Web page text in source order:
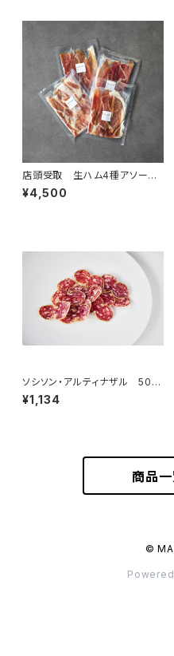
店頭受取 生ハム4種アソー
ト 50g×4 真空パック＜フラ
ンス・バスク、オーヴェルニュ＞
¥4,500
ソシソン・アルティナザル 50g
＜メゾン・ラボリー＞(フランス・
オーヴェルニュ)
¥1,134
商品
©